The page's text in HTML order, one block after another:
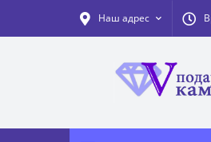
Наш адрес